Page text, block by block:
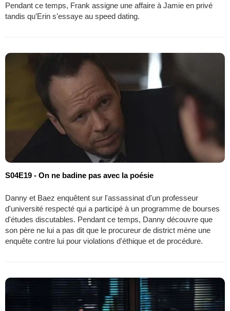
Pendant ce temps, Frank assigne une affaire à Jamie en privé
tandis qu’Erin s’essaye au speed dating.
S04E19 - On ne badine pas avec la poésie
Danny et Baez enquêtent sur l'assassinat d'un professeur
d'université respecté qui a participé à un programme de bourses
d'études discutables. Pendant ce temps, Danny découvre que
son père ne lui a pas dit que le procureur de district mène une
enquête contre lui pour violations d'éthique et de procédure.